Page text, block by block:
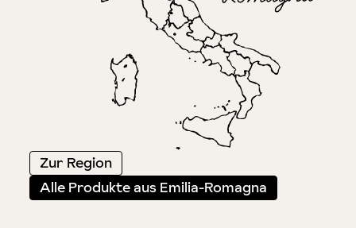
Zur Region
Alle Produkte aus Emilia-Romagna